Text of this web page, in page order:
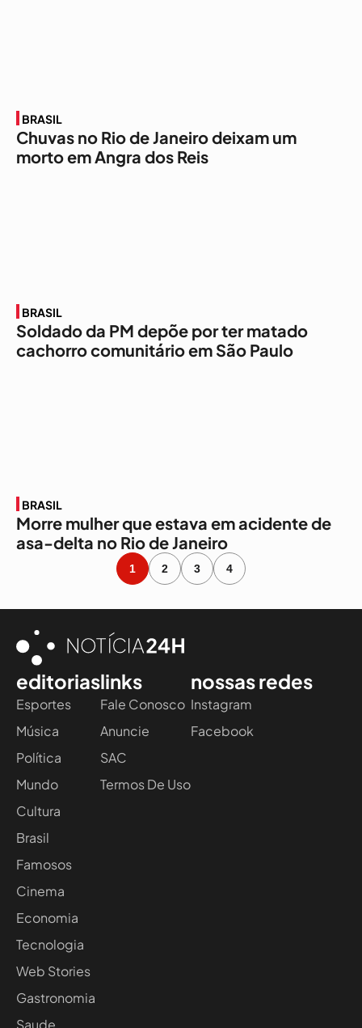
BRASIL
Chuvas no Rio de Janeiro deixam um
morto em Angra dos Reis
BRASIL
Soldado da PM depõe por ter matado
cachorro comunitário em São Paulo
BRASIL
Morre mulher que estava em acidente de
asa-delta no Rio de Janeiro
1 2 3 4
editorias
Esportes
Música
Política
Mundo
Cultura
Brasil
Famosos
Cinema
Economia
Tecnologia
Web Stories
Gastronomia
Saude
links
Fale Conosco
Anuncie
SAC
Termos De Uso
nossas redes
Instagram
Facebook